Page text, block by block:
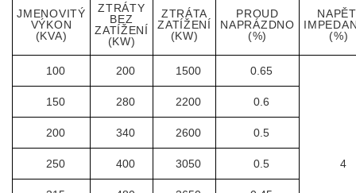
JMENOVITÝ
VÝKON
(KVA)
ZTRÁTY
BEZ
ZATÍŽENÍ
(KW)
ZTRÁTA
ZATÍŽENÍ
(KW)
PROUD
NAPRÁZDNO
(%)
(%)
100 200 1500 0.65
4
150 280 2200 0.6
200 340 2600 0.5
250 400 3050 0.5